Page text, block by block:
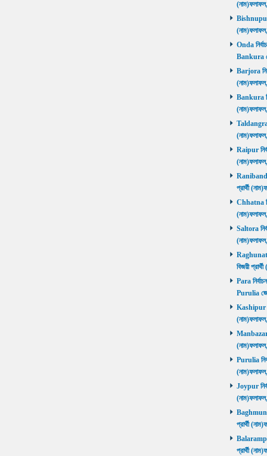
Bishnupur
Onda
Bankura
Barjora
Bankura
Taldangra
Raipur
Ranibandh
প্রার্থী
Chhatna
Saltora
বিজয়ী
Para
Purulia
Kashipur
Manbazar
Purulia
Joypur
প্রার্থী
প্রার্থী